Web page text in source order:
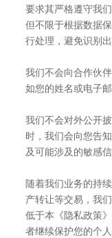
要求其严格遵守我
但不限于根据数据
行处理，避免识别
我们不会向合作伙
如您的姓名或电子
我们不会对外公开
时，我们会向您告
及可能涉及的敏感
随着我们业务的持
产转让等交易，我
低于本《隐私政策
者继续保护您的个人